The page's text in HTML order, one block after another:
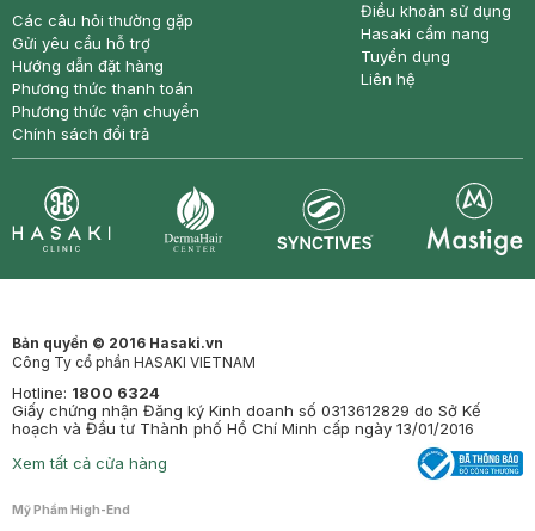
Các câu hỏi thường gặp
Gửi yêu cầu hỗ trợ
Hướng dẫn đặt hàng
Phương thức thanh toán
Phương thức vận chuyển
Chính sách đổi trả
Điều khoản sử dụng
Hasaki cẩm nang
Tuyển dụng
Liên hệ
Bản quyền © 2016 Hasaki.vn
Công Ty cổ phần HASAKI VIETNAM
Hotline: 1800 6324
Giấy chứng nhận Đăng ký Kinh doanh số 0313612829 do Sở Kế
hoạch và Đầu tư Thành phố Hồ Chí Minh cấp ngày 13/01/2016
Xem tất cả cửa hàng
Mỹ Phẩm High-End